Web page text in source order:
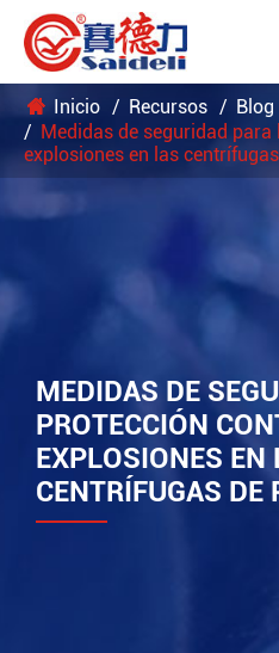
Inicio Recursos
Blog
Medidas de seguridad
explosiones en las
MEDIDAS DE
PROTECCIÓN
EXPLOSIONES EN
CENTRÍFUGAS DE